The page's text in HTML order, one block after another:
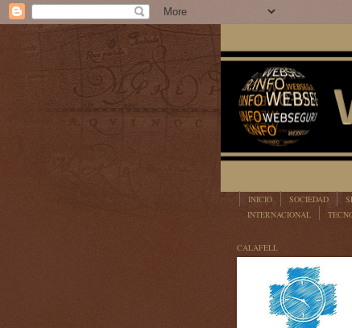
INICIO SOCIEDAD
INTERNACIONAL
CALAFELL